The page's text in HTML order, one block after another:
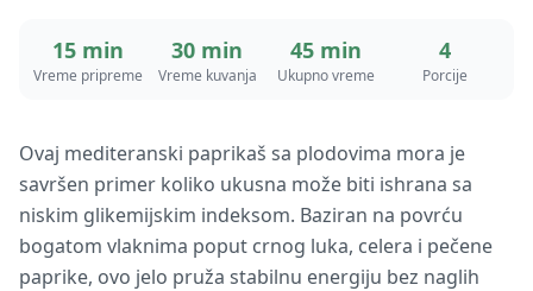
15 min
Vreme pripreme
30 min
Vreme kuvanja
45 min
Ukupno vreme
4
Porcije
Ovaj mediteranski paprikaš sa plodovima mora je
savršen primer koliko ukusna može biti ishrana sa
niskim glikemijskim indeksom. Baziran na povrću
bogatom vlaknima poput crnog luka, celera i pečene
paprike, ovo jelo pruža stabilnu energiju bez naglih